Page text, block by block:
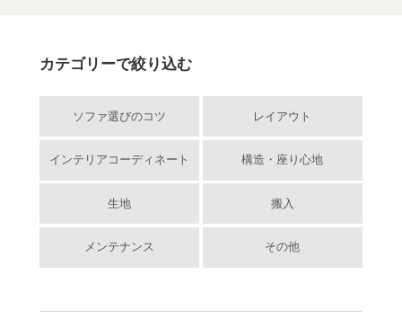
カテゴリーで絞り込む
ソファ選びのコツ レイアウト
インテリアコーディネート 構造・座り心地
生地 搬入
メンテナンス その他